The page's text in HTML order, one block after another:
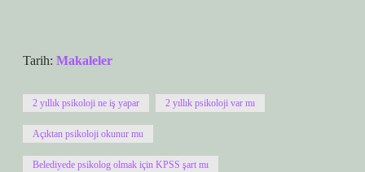
Tarih: Makaleler
2 yıllık psikoloji ne iş yapar 2 yıllık psikoloji var mı
Açıktan psikoloji okunur mu
Belediyede psikolog olmak için KPSS şart mı